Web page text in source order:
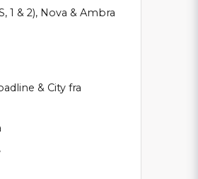
1 & 2), Nova & Ambra
& City fra